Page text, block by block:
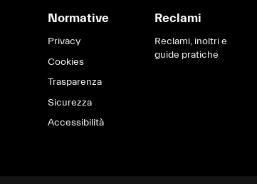
Normative
Privacy
Cookies
Trasparenza
Sicurezza
Accessibilità
Reclami
Reclami, inoltri e
guide pratiche